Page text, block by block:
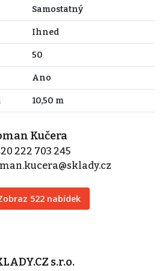
Samostatný
Ihned
50
Ano
10,50 m
Kučera
222 703 245
522 nabídek
s.r.o.